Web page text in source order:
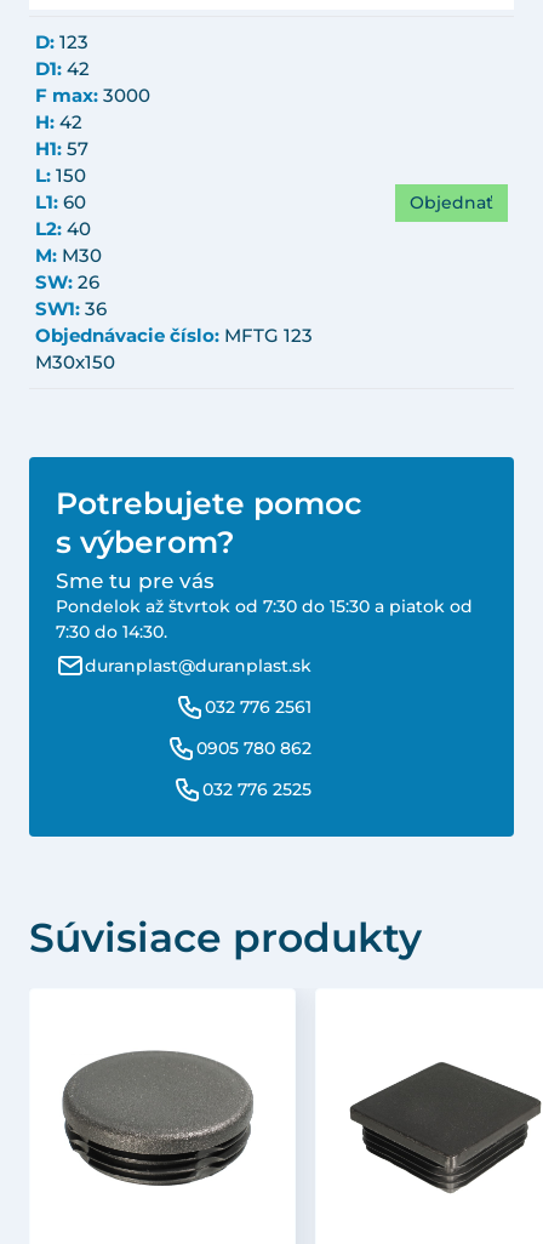
D: 123
D1: 42
F max: 3000
H: 42
H1: 57
L: 150
L1: 60
L2: 40
M: M30
SW: 26
SW1: 36
Objednávacie číslo: MFTG 123
M30x150
Objednať
Potrebujete pomoc
s výberom?
Sme tu pre vás
Pondelok až štvrtok od 7:30 do 15:30 a piatok od
7:30 do 14:30.
duranplast@duranplast.sk
032 776 2561
0905 780 862
032 776 2525
Súvisiace produkty